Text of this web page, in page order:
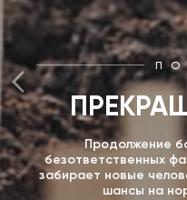
Продолжение
безответственных
забирает новые
шансы на